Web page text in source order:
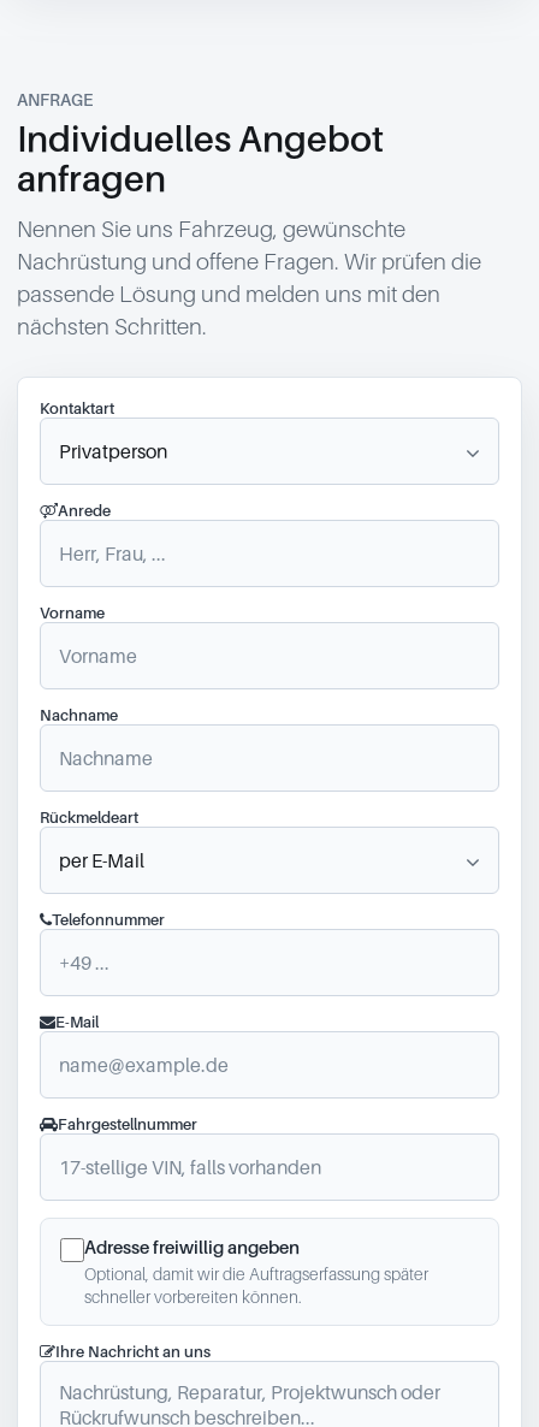
ANFRAGE
Individuelles Angebot
anfragen
Nennen Sie uns Fahrzeug, gewünschte
Nachrüstung und offene Fragen. Wir prüfen die
passende Lösung und melden uns mit den
nächsten Schritten.
Kontaktart
Anrede
Vorname
Nachname
Rückmeldeart
Telefonnummer
E-Mail
Fahrgestellnummer
Adresse freiwillig angeben
Optional, damit wir die Auftragserfassung später
schneller vorbereiten können.
Ihre Nachricht an uns